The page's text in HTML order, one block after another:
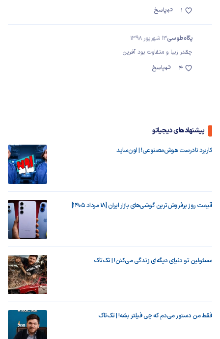
پاسخ
1
پگاه طوسی13 شهریور 1398
چقدر زیبا و متفاوت بود آفرین
پاسخ
4
پیشنهادهای دیجیاتو
کاربرد نادرست هوش‌مصنوعی! | اون‌ساید
قیمت روز پرفروش‌ترین گوشی‌های بازار ایران [18 مرداد 1405]
مسئولین تو دنیای دیگه‌ای زندگی می‌کنن! | تک‌تاک
فقط من دستور می‌دم که چی فیلتر بشه! | تک‌تاک